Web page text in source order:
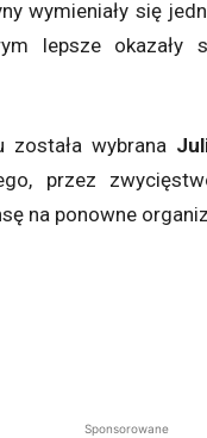
wymieniały się
lepsze okazały
została wybrana
przez
na ponowne
Sponsorowane